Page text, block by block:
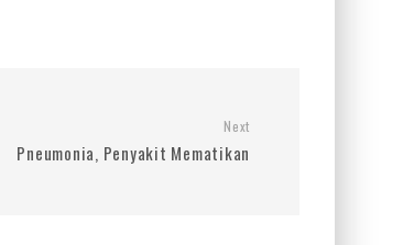
Next
Pneumonia, Penyakit Mematikan